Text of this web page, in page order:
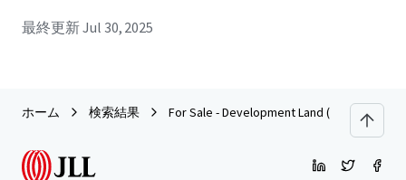
最終更新Jul 30, 2025
ホーム 検索結果 For Sale - Development Land (Near to